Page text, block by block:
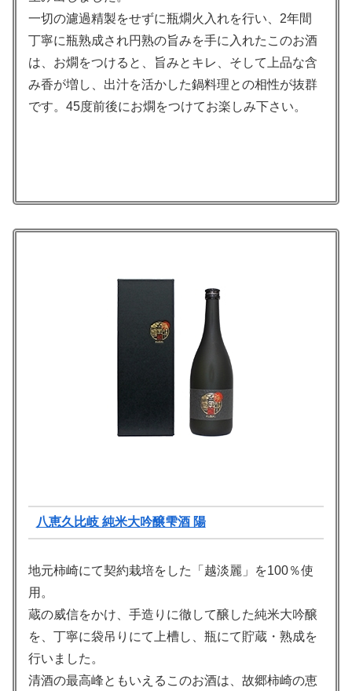
一切の濾過精製をせずに瓶燗火入れを行い、2年間
丁寧に瓶熟成され円熟の旨みを手に入れたこのお酒
は、お燗をつけると、旨みとキレ、そして上品な含
み香が増し、出汁を活かした鍋料理との相性が抜群
です。45度前後にお燗をつけてお楽しみ下さい。
八恵久比岐 純米大吟醸雫酒 陽
地元柿崎にて契約栽培をした「越淡麗」を100％使
用。
蔵の威信をかけ、手造りに徹して醸した純米大吟醸
を、丁寧に袋吊りにて上槽し、瓶にて貯蔵・熟成を
行いました。
清酒の最高峰ともいえるこのお酒は、故郷柿崎の恵